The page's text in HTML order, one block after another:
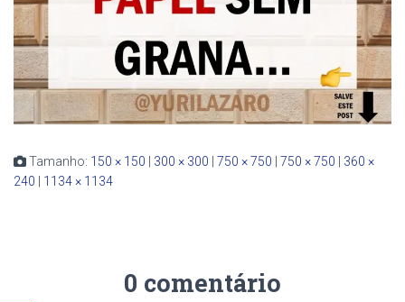
Tamanho: 150 × 150 300 × 300 750 × 750 750 × 750
360 ×
240
1134 × 1134
0 comentário